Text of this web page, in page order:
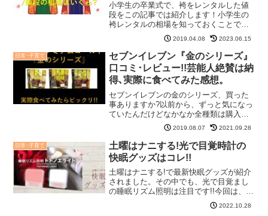
小学生の卒業式で、袴をレンタルした値
段をこの記事では紹介します！小学生の
袴レンタルの相場を知っておくことで、
子供の袴レンタルの料金が分かり、実際
に袴を安くレンタルする事ができます
よ。実際に体験した費用も公開しますの
で、ぜひ参考にして下さいね...
2019.04.08 2023.06.15
日常･子育て
セブンイレブン『金のシリーズ』
口コミ･レビュー!!芸能人絶賛は納
得､実際に食べてみた感想。
セブンイレブンの金のシリーズ、買った
事ありますか?以前から、ずっと気になっ
ていたんだけどなかなか全種類は購入で
きない。でも、金のシリーズの話題の食
品だけでも食べてみようとまとめ買い!さ
て、芸能人も夕食にするセブンイレブン
の金のシリーズ、どれ...
2019.08.07 2021.09.28
日常･子育て
土曜はナニする!光で目覚時計の
快眠グッズはコレ!!
土曜はナニする!で最新快眠グッズが紹介
されました。その中でも、光で目覚まし
の睡眠リズム照明は注目です!!今回は、光
で目覚められる目覚ましを紹介しますね♪
土曜ナニする!光で目覚時計の快眠グッズ
2022.10.28